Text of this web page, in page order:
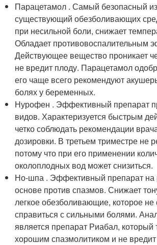
Парацетамол . Самый безопасный
существующий обезболивающих
при несильной боли, снижает
Обладает противовоспалительным
Действующее вещество проникает
не вредит плоду. Парацетамол
его чаще всего рекомендуют
болях у беременных.
Нурофен . Эффективный препарат
видов. Характеризуется быстрым
четко соблюдать рекомендации
дозировки. В третьем триместре не
потому что при его применении
околоплодных вод может снизиться.
Но-шпа . Эффективный препарат на
основе против спазмов. Снижает
легкое обезболивающие, которое не
справиться с сильными болями.
является препарат Риабал, который
хорошим спазмолитиком и не